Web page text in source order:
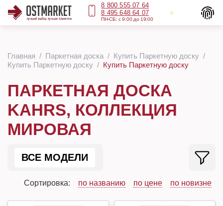
8 800 555 07 64
8 495 648 64 07
ПН-СБ: с 9:00 до 19:00
Главная Паркетная доска
Купить Паркетную доску
Купить Паркетную доску
Купить Паркетную доску
ПАРКЕТНАЯ ДОСКА
KAHRS, КОЛЛЕКЦИЯ
МИРОВАЯ
ВСЕ МОДЕЛИ
Сортировка: по названию по цене по новизне